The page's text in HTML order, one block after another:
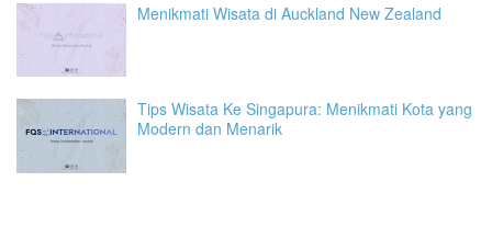
Menikmati Wisata di Auckland New Zealand
Tips Wisata Ke Singapura: Menikmati Kota yang
Modern dan Menarik